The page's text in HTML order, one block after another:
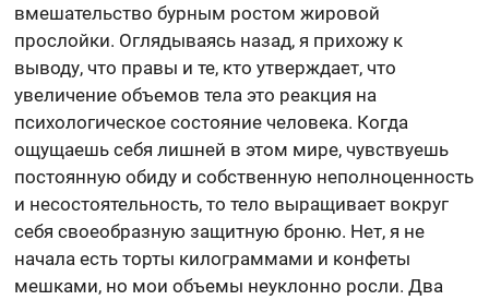
вмешательство бурным ростом жировой
прослойки. Оглядываясь назад, я прихожу к
выводу, что правы и те, кто утверждает, что
увеличение объемов тела это реакция на
психологическое состояние человека. Когда
ощущаешь себя лишней в этом мире, чувствуешь
постоянную обиду и собственную неполноценность
и несостоятельность, то тело выращивает вокруг
себя своеобразную защитную броню. Нет, я не
начала есть торты килограммами и конфеты
мешками, но мои объемы неуклонно росли. Два